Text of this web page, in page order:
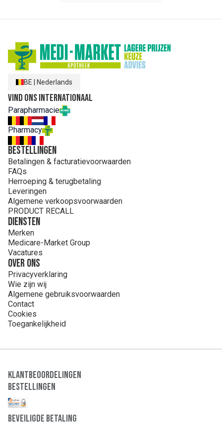
Gelatine
Sojalecithine
Tocoferolrijke extracten
Extract van rozemarijn (Rosmarinus officinalis L.)
Ascorbylpalmitaat
Limoenaroma
BE Nederlands
Vind ons internationaal
Parapharmacie
Pharmacy
Bestellingen
Betalingen & facturatievoorwaarden
FAQs
Herroeping & terugbetaling
Leveringen
Algemene verkoopsvoorwaarden
PRODUCT RECALL
Diensten
Merken
Medicare-Market Group
Vacatures
Over ons
Privacyverklaring
Wie zijn wij
Algemene gebruiksvoorwaarden
Contact
Cookies
Toegankelijkheid
Klantbeoordelingen
Bestellingen
Beveiligde Betaling